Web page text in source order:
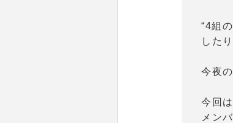
“4組
した
今夜
今回
メン